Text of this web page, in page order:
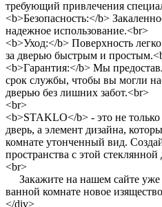
требующий привлечения
<b>Безопасность:</b>
надежное использование.<br>
<b>Уход:</b> Поверхность
за дверью быстрым и
<b>Гарантия:</b> Мы
срок службы, чтобы вы могли
дверью без лишних забот.<br>
<br>
<b>STAKLO</b> - это не
дверь, а элемент дизайна,
комнате утонченный вид.
пространства с этой
<br>
Закажите на нашем сайте уже
ванной комнате новое
</div>